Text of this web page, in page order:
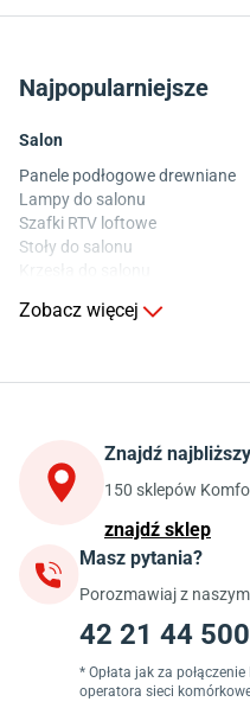
Najpopularniejsze
Salon
Panele podłogowe drewniane
Lampy do salonu
Szafki RTV loftowe
Stoły do salonu
Stoły do kuchni
Szafki kuchenne wiszące
Szafki pod zlewozmywak
Blaty kuchenne laminowane
Jadalnia
Stoły do jadalni
Krzesła do jadalni
Dywany szare
Lampy w stylu loftowym
Lampy wiszące do jadalni
Zobacz więcej
Znajdź
150 sklepów
znajdź sklep
Masz pytania?
Porozmawiaj z
42 21 44
* Opłata jak za
operatora sieci